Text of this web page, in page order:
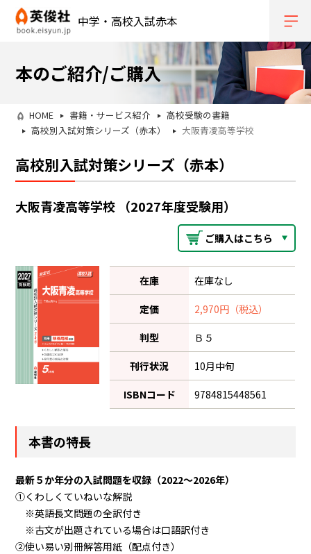
中学・高校入試赤本
本のご紹介/ご購入
HOME 書籍・サービス紹介
高校受験の書籍
高校別入試対策シリーズ（赤本）
大阪青凌高等学校
高校別入試対策シリーズ（赤本）
大阪青凌高等学校 （2027年度受験用）
ご購入はこちら
在庫 在庫なし
定価 2,970円（税込）
判型 Ｂ５
刊行状況 10月中旬
ISBNコード 9784815448561
本書の特長
最新５か年分の入試問題を収録（2022～2026年）
①くわしくていねいな解説
※英語長文問題の全訳付き
※古文が出題されている場合は口語訳付き
②使い易い別冊解答用紙（配点付き）